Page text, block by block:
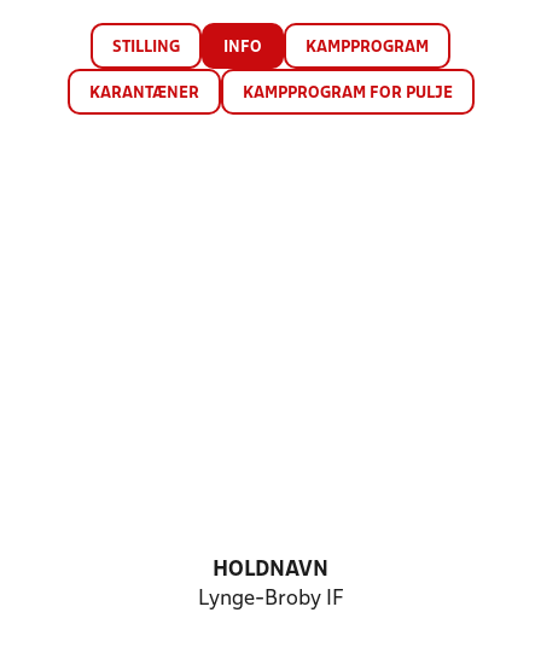
STILLING INFO KAMPPROGRAM
KARANTÆNER KAMPPROGRAM FOR PULJE
HOLDNAVN
Lynge-Broby IF